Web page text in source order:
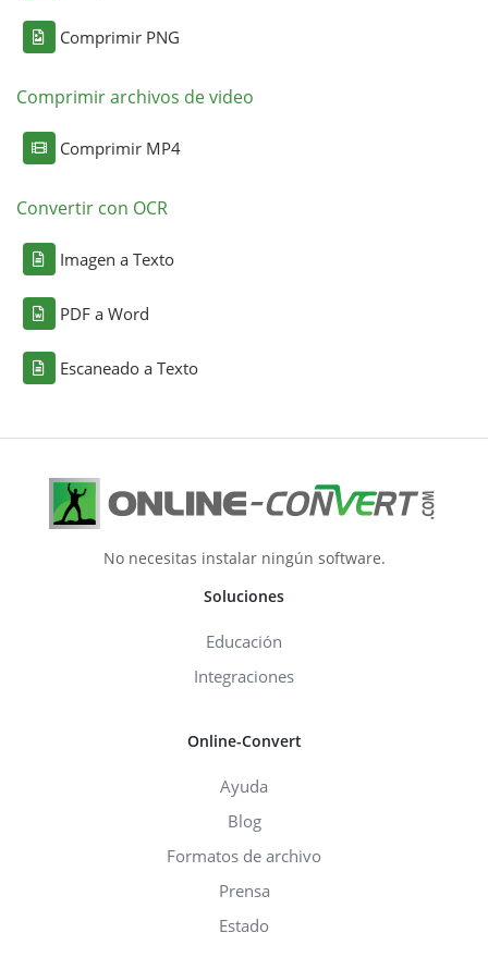
Comprimir PNG
Comprimir archivos de video
Comprimir MP4
Convertir con OCR
Imagen a Texto
PDF a Word
Escaneado a Texto
No necesitas instalar ningún software.
Soluciones
Educación
Integraciones
Online-Convert
Ayuda
Blog
Formatos de archivo
Prensa
Estado